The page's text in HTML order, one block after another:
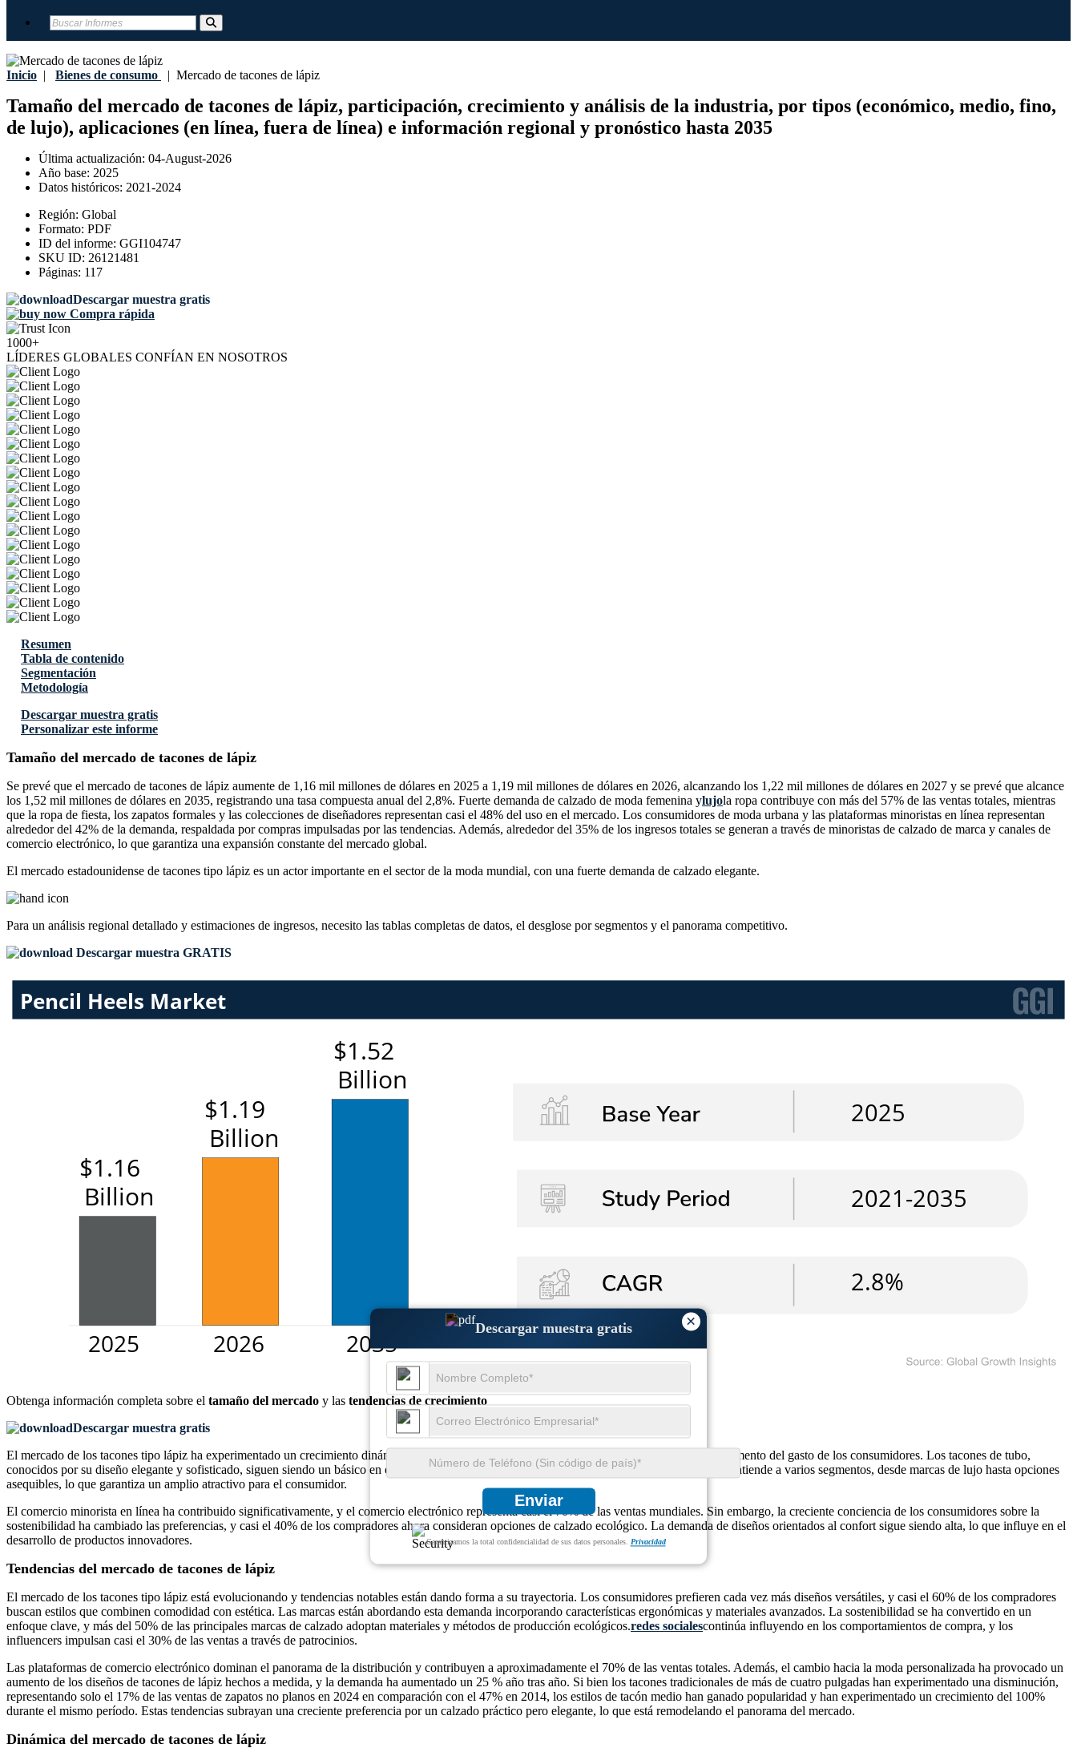
Inicio | Bienes de consumo | Mercado de tacones de lápiz
Tamaño del mercado de tacones de lápiz, participación, crecimiento y análisis de la industria, por tipos (económico, medio, fino,
de lujo), aplicaciones (en línea, fuera de línea) e información regional y pronóstico hasta 2035
Última actualización: 04-August-2026
Año base: 2025
Datos históricos: 2021-2024
Región: Global
Formato: PDF
ID del informe: GGI104747
SKU ID: 26121481
Páginas: 117
Descargar muestra gratis
Compra rápida
1000+
LÍDERES GLOBALES CONFÍAN EN NOSOTROS
×
Descargar muestra gratis
Enviar
Garantizamos la total confidencialidad de sus datos personales. Privacidad
Resumen
Tabla de contenido
Segmentación
Metodología
Descargar muestra gratis
Personalizar este informe
Tamaño del mercado de tacones de lápiz
Se prevé que el mercado de tacones de lápiz aumente de 1,16 mil millones de dólares en 2025 a 1,19 mil millones de dólares en 2026, alcanzando los 1,22 mil millones de dólares en 2027 y se prevé que alcance
los 1,52 mil millones de dólares en 2035, registrando una tasa compuesta anual del 2,8%. Fuerte demanda de calzado de moda femenina ylujola ropa contribuye con más del 57% de las ventas totales, mientras
que la ropa de fiesta, los zapatos formales y las colecciones de diseñadores representan casi el 48% del uso en el mercado. Los consumidores de moda urbana y las plataformas minoristas en línea representan
alrededor del 42% de la demanda, respaldada por compras impulsadas por las tendencias. Además, alrededor del 35% de los ingresos totales se generan a través de minoristas de calzado de marca y canales de
comercio electrónico, lo que garantiza una expansión constante del mercado global.
El mercado estadounidense de tacones tipo lápiz es un actor importante en el sector de la moda mundial, con una fuerte demanda de calzado elegante.
Para un análisis regional detallado y estimaciones de ingresos, necesito las tablas completas de datos, el desglose por segmentos y el panorama competitivo.
Descargar muestra GRATIS
Obtenga información completa sobre el tamaño del mercado y las tendencias de crecimiento
Descargar muestra gratis
El mercado de los tacones tipo lápiz ha experimentado un crecimiento dinámico, impulsado por la evolución de las tendencias de la moda y el aumento del gasto de los consumidores. Los tacones de tubo,
conocidos por su diseño elegante y sofisticado, siguen siendo un básico en el calzado femenino. calzadocolecciones a nivel mundial. El mercado atiende a varios segmentos, desde marcas de lujo hasta opciones
asequibles, lo que garantiza un amplio atractivo para el consumidor.
El comercio minorista en línea ha contribuido significativamente, y el comercio electrónico representa casi el 70% de las ventas mundiales. Sin embargo, la creciente conciencia de los consumidores sobre la
sostenibilidad ha cambiado las preferencias, y casi el 40% de los compradores ahora consideran opciones de calzado ecológico. La demanda de diseños orientados al confort sigue siendo alta, lo que influye en el
desarrollo de productos innovadores.
Tendencias del mercado de tacones de lápiz
El mercado de los tacones tipo lápiz está evolucionando y tendencias notables están dando forma a su trayectoria. Los consumidores prefieren cada vez más diseños versátiles, y casi el 60% de los compradores
buscan estilos que combinen comodidad con estética. Las marcas están abordando esta demanda incorporando características ergonómicas y materiales avanzados. La sostenibilidad se ha convertido en un
enfoque clave, y más del 50% de las principales marcas de calzado adoptan materiales y métodos de producción ecológicos.redes socialescontinúa influyendo en los comportamientos de compra, y los
influencers impulsan casi el 30% de las ventas a través de patrocinios.
Las plataformas de comercio electrónico dominan el panorama de la distribución y contribuyen a aproximadamente el 70% de las ventas totales. Además, el cambio hacia la moda personalizada ha provocado un
aumento de los diseños de tacones de lápiz hechos a medida, y la demanda ha aumentado un 25 % año tras año. Si bien los tacones tradicionales de más de cuatro pulgadas han experimentado una disminución,
representando solo el 17% de las ventas de zapatos no planos en 2024 en comparación con el 47% en 2014, los estilos de tacón medio han ganado popularidad y han experimentado un crecimiento del 100%
durante el mismo período. Estas tendencias subrayan una creciente preferencia por un calzado práctico pero elegante, lo que está remodelando el panorama del mercado.
Dinámica del mercado de tacones de lápiz